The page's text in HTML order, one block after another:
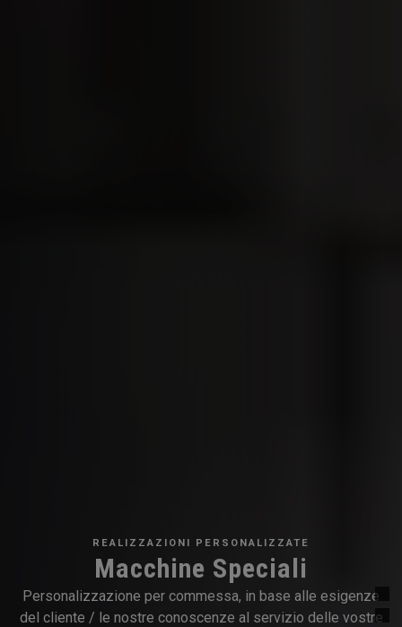
REALIZZAZIONI PERSONALIZZATE
Macchine Speciali
Personalizzazione per commessa, in base alle esigenze
del cliente / le nostre conoscenze al servizio delle vostre